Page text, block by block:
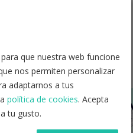
Valenciana.
que nuestra web funcione
nos permiten personalizar
adaptarnos a tus
política de cookies. Acepta
tu gusto.